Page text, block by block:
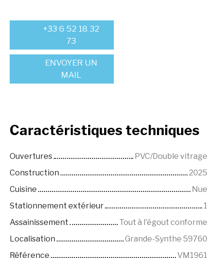
+33 6 52 18 32
73
ENVOYER UN
MAIL
Caractéristiques techniques
Ouvertures
PVC/Double vitrage
Construction
2025
Cuisine
Nue
Stationnement extérieur
1
Assainissement
Tout à l'égout conforme
Localisation
Grande-Synthe 59760
Référence
VM1961